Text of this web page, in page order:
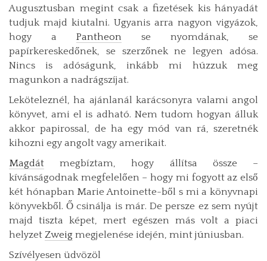
Augusztusban megint csak a fizetések kis hányadát
tudjuk majd kiutalni. Ugyanis arra nagyon vigyázok,
hogy a Pantheon se nyomdának, se
papírkereskedőnek, se szerzőnek ne legyen adósa.
Nincs is adóságunk, inkább mi húzzuk meg
magunkon a nadrágszíjat.
Leköteleznél, ha ajánlanál karácsonyra valami angol
könyvet, ami el is adható. Nem tudom hogyan álluk
akkor papirossal, de ha egy mód van rá, szeretnék
kihozni egy angolt vagy amerikait.
Magdát megbíztam, hogy állítsa össze –
kívánságodnak megfelelően – hogy mi fogyott az első
két hónapban Marie Antoinette-ből s mi a könyvnapi
könyvekből. Ő csinálja is már. De persze ez sem nyújt
majd tiszta képet, mert egészen más volt a piaci
helyzet Zweig megjelenése idején, mint júniusban.
Szívélyesen üdvözöl